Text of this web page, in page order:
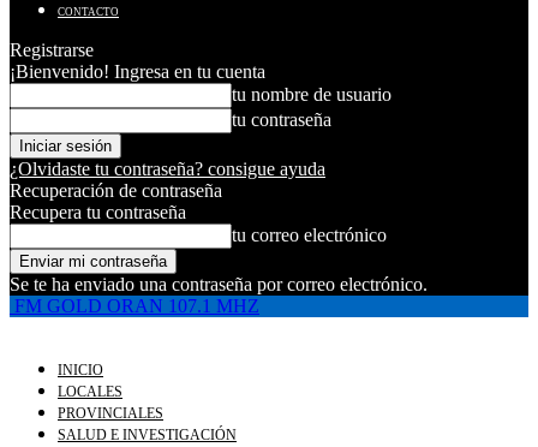
CONTACTO
Registrarse
¡Bienvenido! Ingresa en tu cuenta
tu nombre de usuario
tu contraseña
¿Olvidaste tu contraseña? consigue ayuda
Recuperación de contraseña
Recupera tu contraseña
tu correo electrónico
Se te ha enviado una contraseña por correo electrónico.
FM GOLD ORAN 107.1 MHZ
INICIO
LOCALES
PROVINCIALES
SALUD E INVESTIGACIÓN